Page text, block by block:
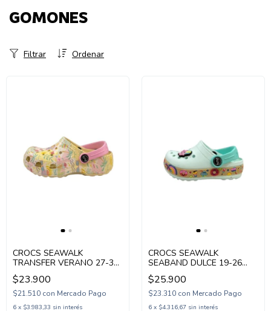
GOMONES
Ordenar
Filtrar
CROCS SEAWALK
TRANSFER VERANO 27-34
AMARILLO (SW940/1AM)
$23.900
$21.510 con Mercado Pago
6 x $3.983,33 sin interés
CROCS SEAWALK
SEABAND DULCE 19-26
VERDE (SW175VE)
$25.900
$23.310 con Mercado Pago
6 x $4.316,67 sin interés